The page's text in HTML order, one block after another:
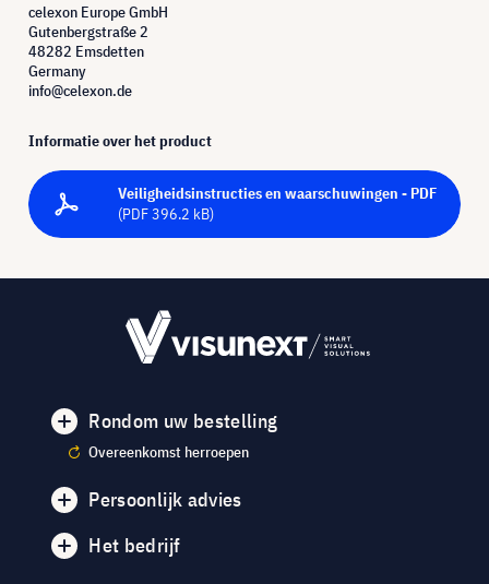
celexon Europe GmbH
Gutenbergstraße 2
48282 Emsdetten
Germany
info@celexon.de
Informatie over het product
Veiligheidsinstructies en waarschuwingen - PDF
(PDF 396.2 kB)
Rondom uw bestelling
Overeenkomst herroepen
Persoonlijk advies
Het bedrijf